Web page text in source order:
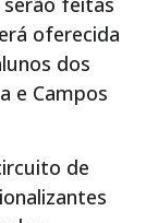
oferecida
dos
e Campos
de